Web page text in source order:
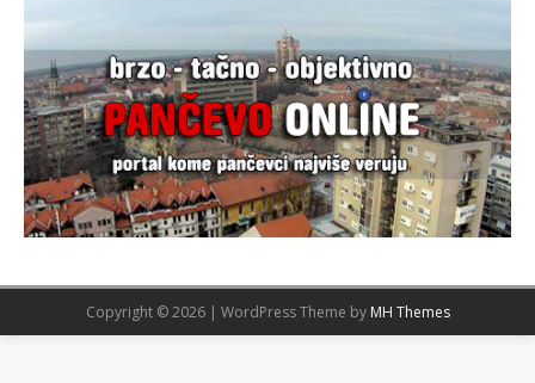
Copyright © 2026 | WordPress Theme by MH Themes